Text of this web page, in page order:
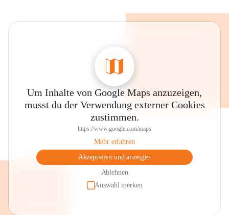
Um Inhalte von Google Maps anzuzeigen,
musst du der Verwendung externer Cookies
zustimmen.
https://www.google.com/maps
Mehr erfahren
Akzeptieren und anzeigen
Ablehnen
Auswahl merken